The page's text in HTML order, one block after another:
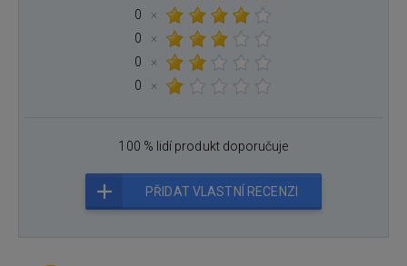
0
×
0
×
0
×
0
×
100 % lidí produkt doporučuje
PŘIDAT VLASTNÍ RECENZI